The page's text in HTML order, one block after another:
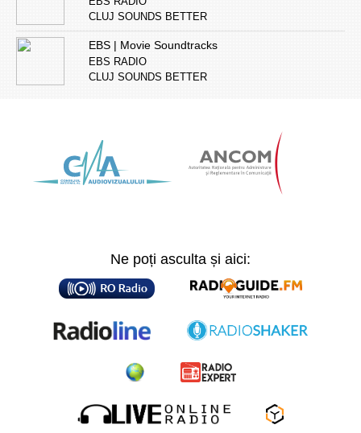
CLUJ SOUNDS BETTER
EBS | Movie Soundtracks
EBS RADIO
CLUJ SOUNDS BETTER
Ne poți asculta și aici: